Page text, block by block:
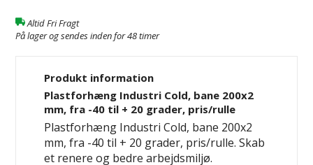
Altid Fri Fragt
På lager og sendes inden for 48 timer
Produkt information
Plastforhæng Industri Cold, bane 200x2
mm, fra -40 til + 20 grader, pris/rulle
Plastforhæng Industri Cold, bane 200x2
mm, fra -40 til + 20 grader, pris/rulle. Skab
et renere og bedre arbejdsmiljø.